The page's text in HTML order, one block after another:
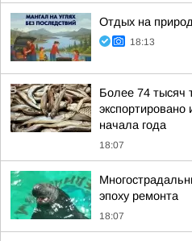
Отдых на
18:13
Более 74 тысяч
экспортировано
начала года
18:07
эпоху ремонта
18:07